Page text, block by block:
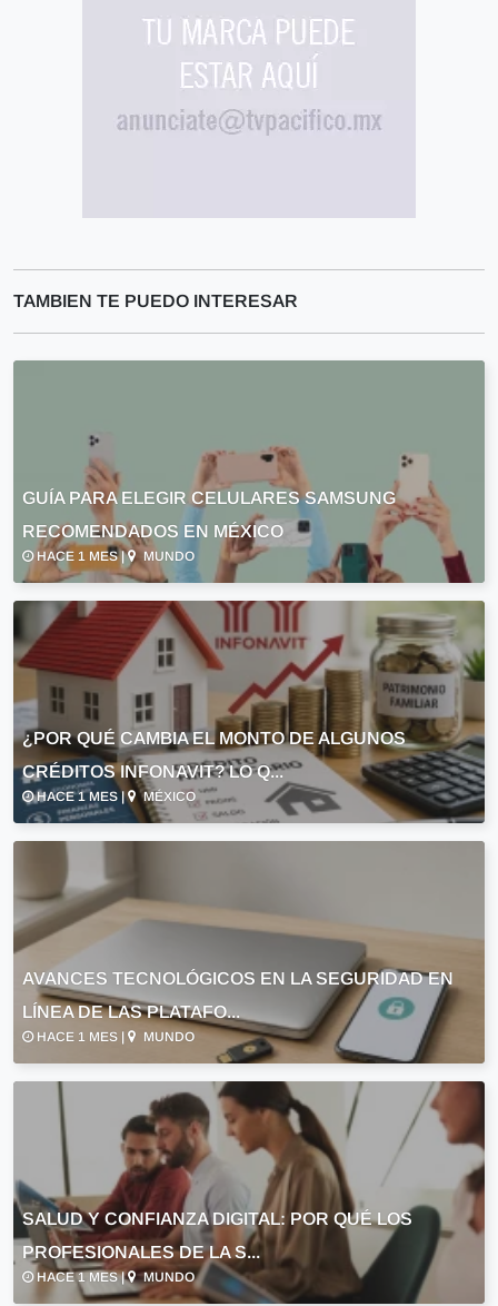
TAMBIEN TE PUEDO INTERESAR
GUÍA PARA ELEGIR CELULARES SAMSUNG
RECOMENDADOS EN MÉXICO
HACE 1 MES | MUNDO
¿POR QUÉ CAMBIA EL MONTO DE ALGUNOS
CRÉDITOS INFONAVIT? LO Q...
HACE 1 MES | MÉXICO
AVANCES TECNOLÓGICOS EN LA SEGURIDAD EN
LÍNEA DE LAS PLATAFO...
HACE 1 MES | MUNDO
SALUD Y CONFIANZA DIGITAL: POR QUÉ LOS
PROFESIONALES DE LA S...
HACE 1 MES | MUNDO